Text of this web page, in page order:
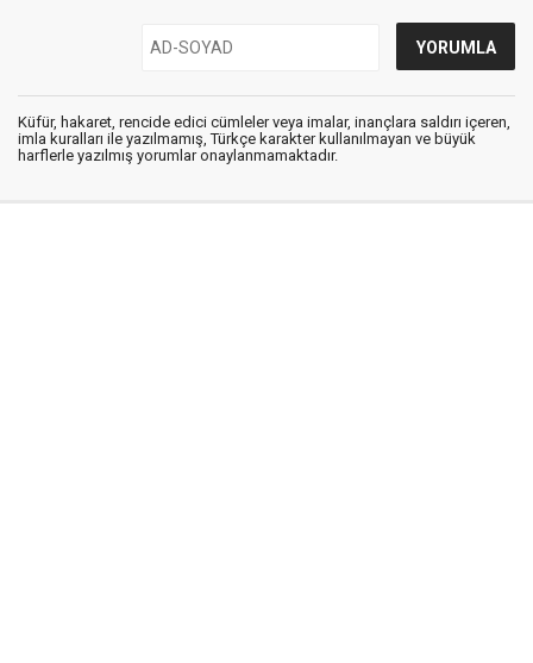
Küfür, hakaret, rencide edici cümleler veya imalar, inançlara saldırı içeren,
imla kuralları ile yazılmamış, Türkçe karakter kullanılmayan ve büyük
harflerle yazılmış yorumlar onaylanmamaktadır.